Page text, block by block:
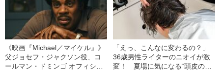
《映画『Michael／マイケル』》
父ジョセフ・ジャクソン役、コ
ールマン・ドミンゴ オフィシャ
「えっ、こんなに変わるの？」
36歳男性ライターのニオイが激
変！ 夏場に気になる“頭皮のニ